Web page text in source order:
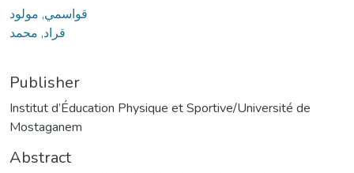
قواسمي, مولود
قراد, محمد
Publisher
Institut d’Éducation Physique et Sportive/Université de
Mostaganem
Abstract